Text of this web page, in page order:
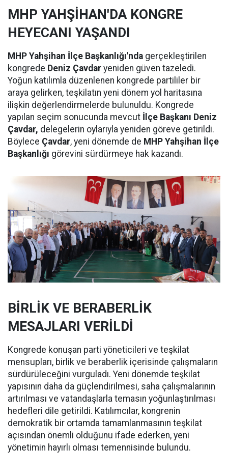
MHP YAHŞİHAN'DA KONGRE
HEYECANI YAŞANDI
MHP Yahşihan İlçe Başkanlığı'nda gerçekleştirilen
kongrede Deniz Çavdar yeniden güven tazeledi.
Yoğun katılımla düzenlenen kongrede partililer bir
araya gelirken, teşkilatın yeni dönem yol haritasına
ilişkin değerlendirmelerde bulunuldu. Kongrede
yapılan seçim sonucunda mevcut İlçe Başkanı Deniz
Çavdar, delegelerin oylarıyla yeniden göreve getirildi.
Böylece Çavdar, yeni dönemde de MHP Yahşihan İlçe
Başkanlığı görevini sürdürmeye hak kazandı.
BİRLİK VE BERABERLİK
MESAJLARI VERİLDİ
Kongrede konuşan parti yöneticileri ve teşkilat
mensupları, birlik ve beraberlik içerisinde çalışmaların
sürdürüleceğini vurguladı. Yeni dönemde teşkilat
yapısının daha da güçlendirilmesi, saha çalışmalarının
artırılması ve vatandaşlarla temasın yoğunlaştırılması
hedefleri dile getirildi. Katılımcılar, kongrenin
demokratik bir ortamda tamamlanmasının teşkilat
açısından önemli olduğunu ifade ederken, yeni
yönetimin hayırlı olması temennisinde bulundu.